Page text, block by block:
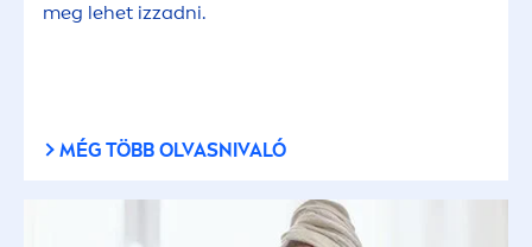
meg lehet izzadni.
MÉG TÖBB OLVASNIVALÓ